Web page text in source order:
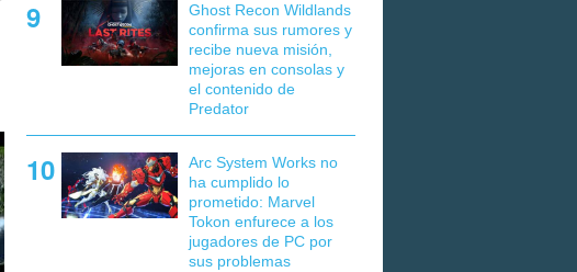
Ghost Recon Wildlands
confirma sus rumores y
recibe nueva misión,
mejoras en consolas y
el contenido de
Predator
Arc System Works no
ha cumplido lo
prometido: Marvel
Tokon enfurece a los
jugadores de PC por
sus problemas